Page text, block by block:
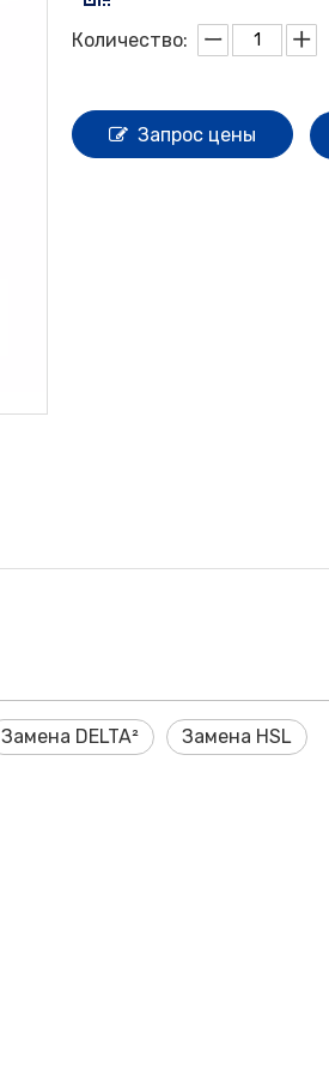
Количество:
Запрос цены
Замена DELTA² Замена HSL